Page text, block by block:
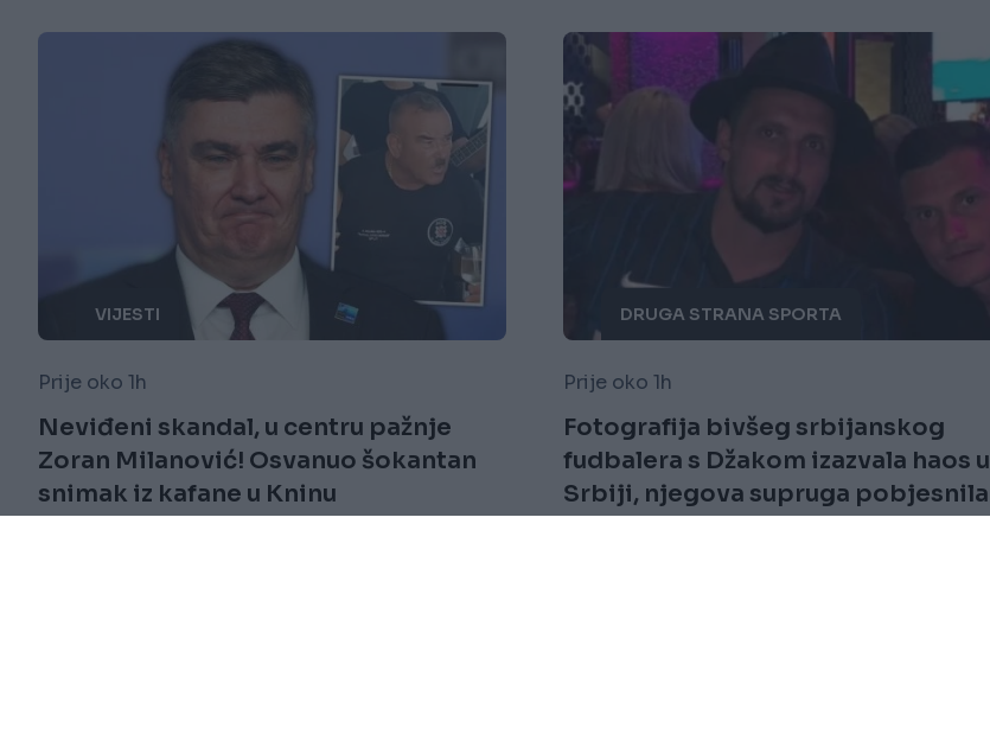
VIJESTI
Prije oko 1h
Neviđeni skandal, u centru pažnje
Zoran Milanović! Osvanuo šokantan
snimak iz kafane u Kninu
DRUGA STRANA SPORTA
Prije oko 1h
Fotografija bivšeg srbijanskog
fudbalera s Džakom izazvala haos u
Srbiji, njegova supruga pobjesnila